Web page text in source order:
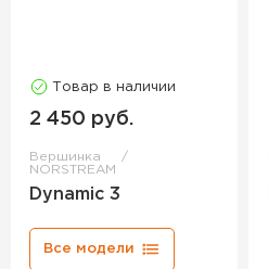
Товар в наличии
2 450 руб.
Вершинка
NORSTREAM
Dynamic 3
Все модели